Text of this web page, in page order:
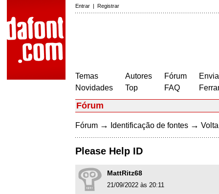
Entrar | Registrar
Temas
Novidades
Autores
Top
Fórum
FAQ
Fórum
Fórum → Identificação de fontes →
Please Help ID
MattRitz68
21/09/2022 às 20:11